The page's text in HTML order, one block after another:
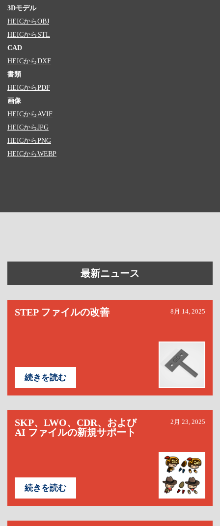
3Dモデル
HEICからOBJ
HEICからSTL
CAD
HEICからDXF
書類
HEICからPDF
画像
HEICからAVIF
HEICからJPG
HEICからPNG
HEICからWEBP
最新ニュース
STEP ファイルの改善 8月 14, 2025
続きを読む
SKP、LWO、CDR、および
AI ファイルの新規サポート
2月 23, 2025
続きを読む